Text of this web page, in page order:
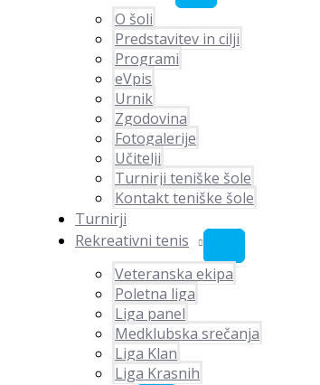
O šoli
Predstavitev in cilji
Programi
eVpis
Urnik
Zgodovina
Fotogalerije
Učitelji
Turnirji teniške šole
Kontakt teniške šole
Turnirji
Rekreativni tenis
Veteranska ekipa
Poletna liga
Liga panel
Medklubska srečanja
Liga Klan
Liga Krasnih